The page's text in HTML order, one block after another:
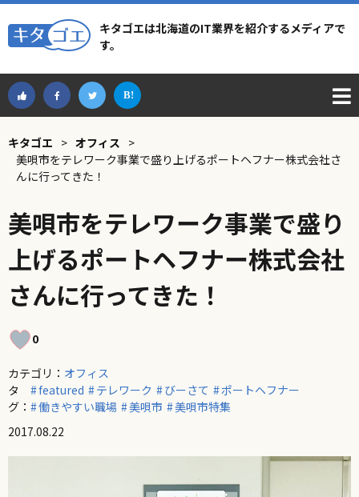
キタゴエは北海道のIT業界を紹介するメディアで
す。
キタゴエ > オフィス >
美唄市をテレワーク事業で盛り上げるポートヘフナー株式会社さ
んに行ってきた！
美唄市をテレワーク事業で盛り
上げるポートヘフナー株式会社
さんに行ってきた！
0
カテゴリ： オフィス
タ
グ：
featured テレワーク びーさて
ポートヘフナー
働きやすい職場
美唄市
美唄市特集
2017.08.22